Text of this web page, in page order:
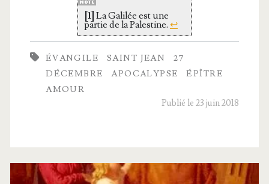
l’Évangéliste
[1] La Gali­lée est une
par­tie de la Pales­tine. ↩
ÉVANGILE SAINT JEAN
27
DÉCEMBRE
APOCALYPSE
ÉPÎTRE
AMOUR
Publié le 23 juin 2018